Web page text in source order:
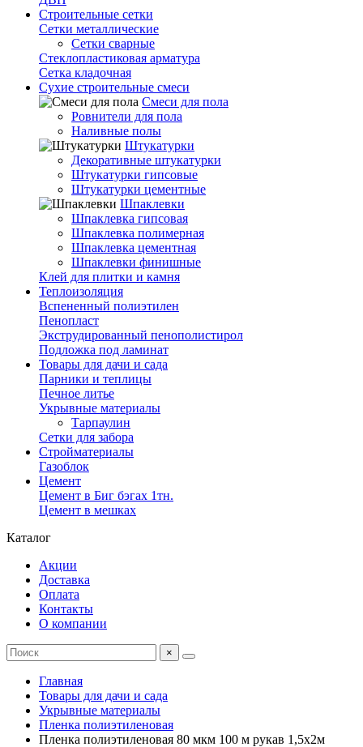
Строительные сетки
Сетки металлические
Сетки сварные
Стеклопластиковая арматура
Сетка кладочная
Сухие строительные смеси
Смеси для пола
Ровнители для пола
Наливные полы
Штукатурки
Декоративные штукатурки
Штукатурки гипсовые
Штукатурки цементные
Шпаклевки
Шпаклевка гипсовая
Шпаклевка полимерная
Шпаклевка цементная
Шпаклевки финишные
Клей для плитки и камня
Теплоизоляция
Вспененный полиэтилен
Пенопласт
Экструдированный пенополистирол
Подложка под ламинат
Товары для дачи и сада
Парники и теплицы
Печное литье
Укрывные материалы
Тарпаулин
Сетки для забора
Стройматериалы
Газоблок
Цемент
Цемент в Биг бэгах 1тн.
Цемент в мешках
Каталог
Акции
Доставка
Оплата
Контакты
О компании
×
Главная
Товары для дачи и сада
Укрывные материалы
Пленка полиэтиленовая
Пленка полиэтиленовая 80 мкм 100 м рукав 1,5х2м